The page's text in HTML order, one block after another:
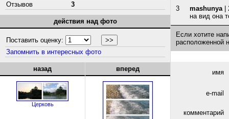
Отзывов
3
действия над фото
Поставить оценку:
Запомнить в интересных фото
назад
Церковь
вперед
3 mashunya|
на вид она
Если хотите
расположенной
имя
e-mail
комментарий